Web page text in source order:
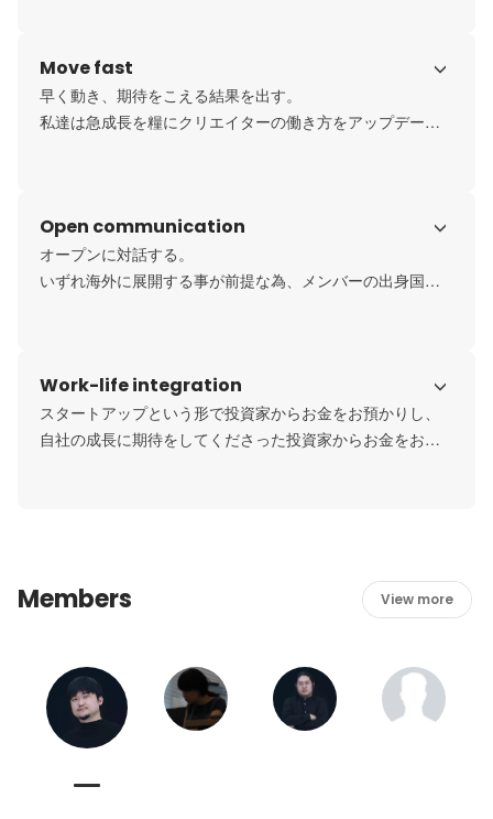
Move fast
早く動き、期待をこえる結果を出す。
私達は急成長を糧にクリエイターの働き方をアップデート
Open communication
オープンに対話する。
いずれ海外に展開する事が前提な為、メンバーの出身国は
Work-life integration
スタートアップという形で投資家からお金をお預かりし、
自社の成長に期待をしてくださった投資家からお金をお預
https://career-media.net/6744/#i-2
Members View more